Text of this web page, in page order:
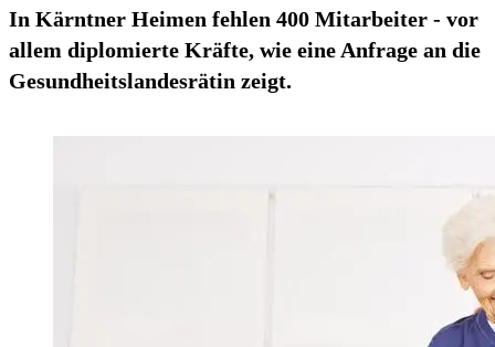
In Kärntner Heimen fehlen 400 Mitarbeiter - vor
allem diplomierte Kräfte, wie eine Anfrage an die
Gesundheitslandesrätin zeigt.